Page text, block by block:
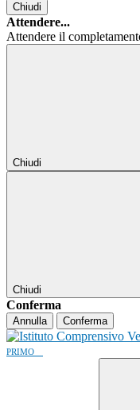
Chiudi
Attendere...
Attendere il
Chiudi
Chiudi
Conferma
Annulla Conferma
PRIMO